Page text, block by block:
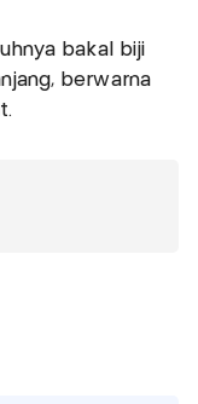
bakal biji
berwarna